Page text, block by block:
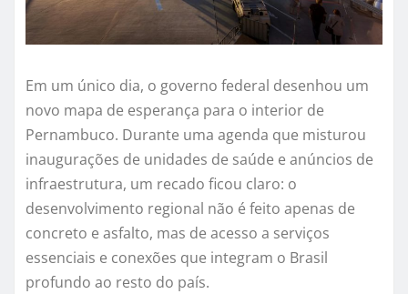
Em um único dia, o governo federal desenhou um
novo mapa de esperança para o interior de
Pernambuco. Durante uma agenda que misturou
inaugurações de unidades de saúde e anúncios de
infraestrutura, um recado ficou claro: o
desenvolvimento regional não é feito apenas de
concreto e asfalto, mas de acesso a serviços
essenciais e conexões que integram o Brasil
profundo ao resto do país.